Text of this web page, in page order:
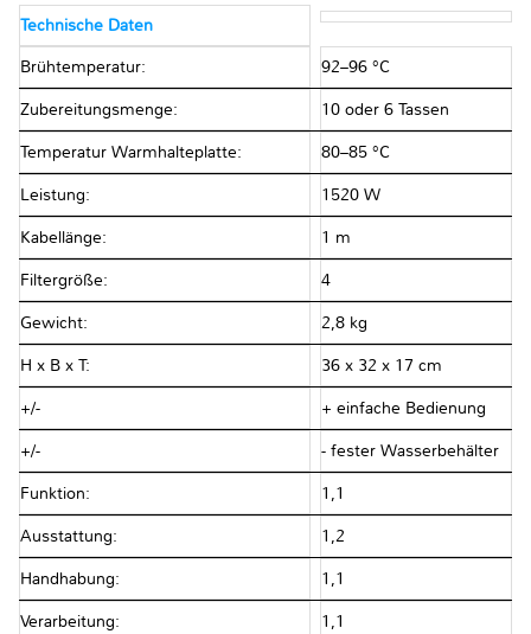
Technische Daten
Brühtemperatur: 92–96 °C
Zubereitungsmenge: 10 oder 6 Tassen
Temperatur Warmhalteplatte: 80–85 °C
Leistung: 1520 W
Kabellänge: 1 m
Filtergröße: 4
Gewicht: 2,8 kg
H x B x T: 36 x 32 x 17 cm
+/- + einfache Bedienung
+/- - fester Wasserbehälter
Funktion: 1,1
Ausstattung: 1,2
Handhabung: 1,1
Verarbeitung: 1,1